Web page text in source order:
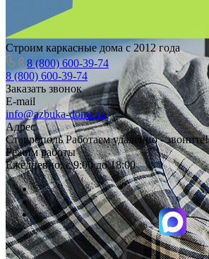
Строим каркасные дома с 2012 года
8 (800) 600-39-74
8 (800) 600-39-74
Заказать звонок
E-mail
info@azbuka-doma.ru
Адрес
Ставрополь Работаем удаленно - звоните!
Режим работы
Ежедневно: с 9:00 до 18:00